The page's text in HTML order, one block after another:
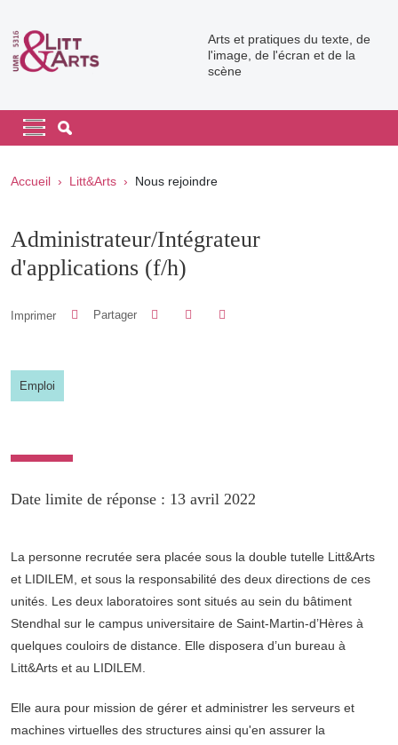
Arts et pratiques du texte, de
l'image, de l'écran et de la
scène
Navigation principale
Navigation principale mobile
Fil d'Ariane
Accueil Litt&Arts Nous rejoindre
Administrateur/Intégrateur
d'applications (f/h)
Imprimer Partager Partager sur Facebook
Partager sur LinkedIn
Emploi
Date limite de réponse : 13 avril 2022
La personne recrutée sera placée sous la double tutelle Litt&Arts
et LIDILEM, et sous la responsabilité des deux directions de ces
unités. Les deux laboratoires sont situés au sein du bâtiment
Stendhal sur le campus universitaire de Saint-Martin-d’Hères à
quelques couloirs de distance. Elle disposera d’un bureau à
Litt&Arts et au LIDILEM.
Elle aura pour mission de gérer et administrer les serveurs et
machines virtuelles des structures ainsi qu'en assurer la